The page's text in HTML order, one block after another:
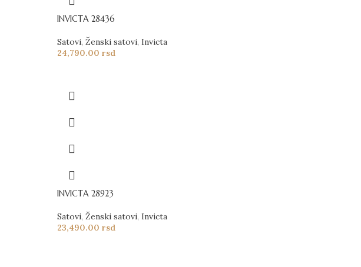
INVICTA 28436
Satovi, Ženski satovi, Invicta
24,790.00 rsd
INVICTA 28923
Satovi, Ženski satovi, Invicta
23,490.00 rsd